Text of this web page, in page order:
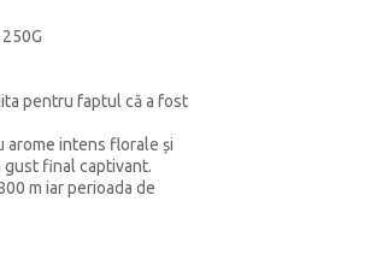
250G
pentru faptul că a fost
arome intens florale și
gust final captivant.
m iar perioada de